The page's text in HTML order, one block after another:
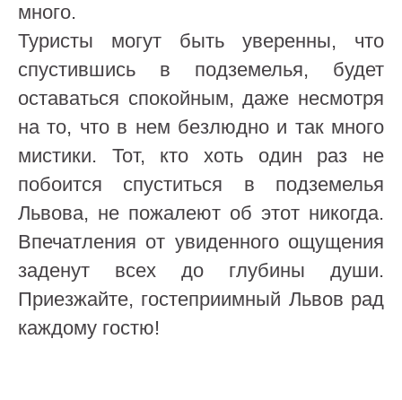
много.
Туристы могут быть уверенны, что
спустившись в подземелья, будет
оставаться спокойным, даже несмотря
на то, что в нем безлюдно и так много
мистики. Тот, кто хоть один раз не
побоится спуститься в подземелья
Львова, не пожалеют об этот никогда.
Впечатления от увиденного ощущения
заденут всех до глубины души.
Приезжайте, гостеприимный Львов рад
каждому гостю!